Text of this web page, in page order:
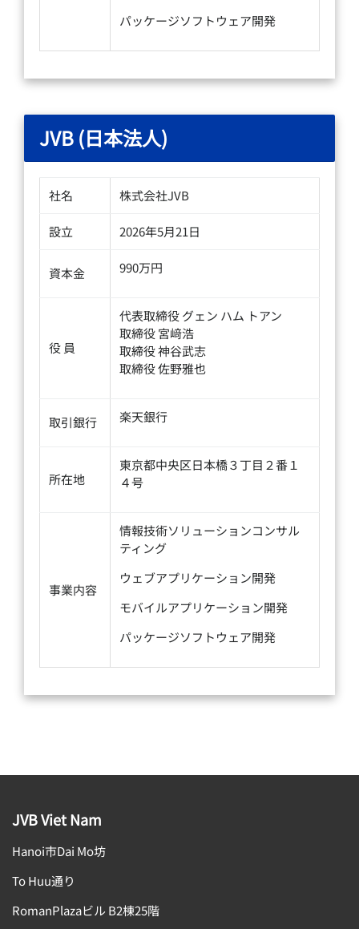
パッケージソフトウェア開発
JVB (日本法人)
社名 株式会社JVB
設立 2026年5月21日
資本金 990万円
役 員
代表取締役 グェン ハム トアン
取締役 宮﨑浩
取締役 神谷武志
取締役 佐野雅也
取引銀行 楽天銀行
所在地
東京都中央区日本橋３丁目２番１
４号
事業内容
情報技術ソリューションコンサル
ティング
ウェブアプリケーション開発
モバイルアプリケーション開発
パッケージソフトウェア開発
JVB Viet Nam
Hanoi市Dai Mo坊
To Huu通り
RomanPlazaビル B2棟25階